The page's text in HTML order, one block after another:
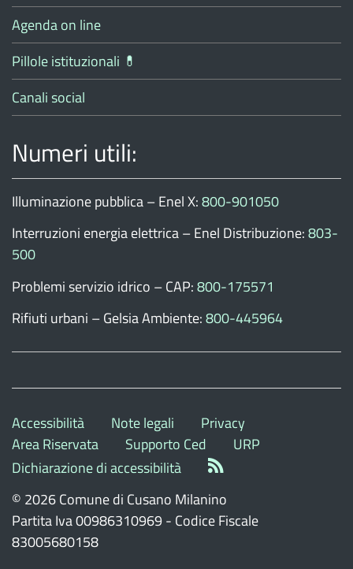
Agenda on line
Pillole istituzionali 💊
Canali social
Numeri utili:
Illuminazione pubblica – Enel X:800-901050
Interruzioni energia elettrica – Enel Distribuzione:803-
500
Problemi servizio idrico – CAP:800-175571
Rifiuti urbani – Gelsia Ambiente:800-445964
Accessibilità Note legali
Privacy
Area Riservata
Supporto Ced
URP
Dichiarazione di accessibilità
© 2026 Comune di Cusano Milanino
Partita Iva 00986310969 - Codice Fiscale
83005680158